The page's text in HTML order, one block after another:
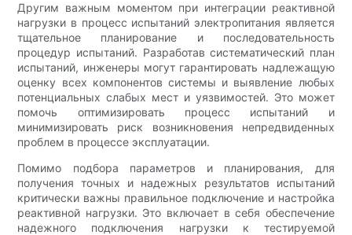
Другим важным моментом при интеграции реактивной
нагрузки в процесс испытаний электропитания является
тщательное планирование и последовательность
процедур испытаний. Разработав систематический план
испытаний, инженеры могут гарантировать надлежащую
оценку всех компонентов системы и выявление любых
потенциальных слабых мест и уязвимостей. Это может
помочь оптимизировать процесс испытаний и
минимизировать риск возникновения непредвиденных
проблем в процессе эксплуатации.
Помимо подбора параметров и планирования, для
получения точных и надежных результатов испытаний
критически важны правильное подключение и настройка
реактивной нагрузки. Это включает в себя обеспечение
надежного подключения нагрузки к тестируемой